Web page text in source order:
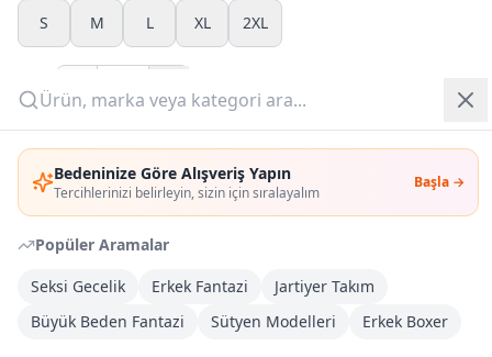
Bedeninize Göre Alışveriş Yapın
Tercihlerinizi belirleyin, sizin için sıralayalım
Başla →
Popüler Aramalar
Seksi Gecelik
Erkek Fantazi
Jartiyer Takım
Büyük Beden Fantazi
Sütyen Modelleri Erkek Boxer
Yeni Gelenler
Giriş Yap
Üye Ol
S M L XL 2XL
Adet:
Sepete Ekle
Şimdi Al
DHL Kargoya Teslim